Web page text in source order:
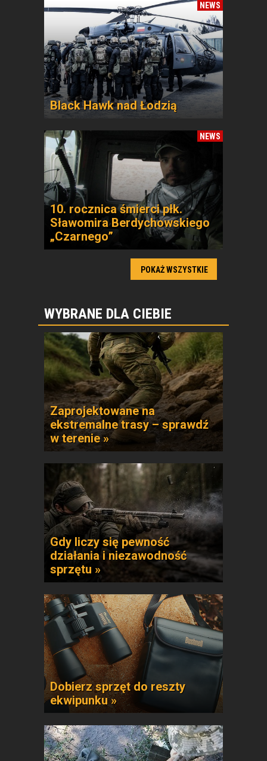
NEWS
Black Hawk nad Łodzią
NEWS
10. rocznica śmierci płk.
Sławomira Berdychowskiego
„Czarnego”
POKAŻ WSZYSTKIE
WYBRANE DLA CIEBIE
Zaprojektowane na
ekstremalne trasy – sprawdź
w terenie »
Gdy liczy się pewność
działania i niezawodność
sprzętu »
Dobierz sprzęt do reszty
ekwipunku »